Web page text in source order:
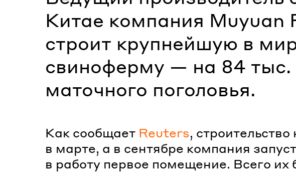
Китае компания Muyuan
строит крупнейшую в
свиноферму — на 84 тыс.
маточного поголовья.
Как сообщает Reuters, строительство
в марте, а в сентябре компания
в работу первое помещение. Всего их